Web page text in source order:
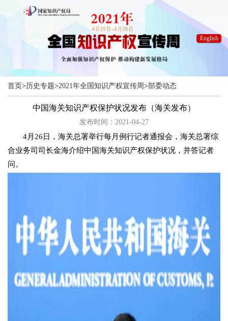
English
首页>历史专题>2021年全国知识产权宣传周 >部委动态
中国海关知识产权保护状况发布（海关发布）
发布时间：2021-04-27
4月26日，海关总署举行每月例行记者通报会，海关总署综
合业务司司长金海介绍中国海关知识产权保护状况，并答记者
问。